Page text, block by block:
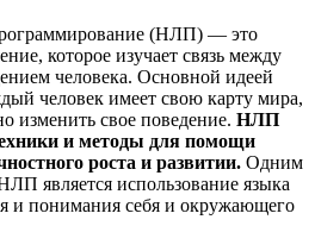
(НЛП) — это
которое изучает связь между
человека. Основной идеей
человек имеет свою карту мира,
изменить свое поведение. НЛП
и методы для помощи
роста и развитии. Одним
является использование языка
и понимания себя и окружающего